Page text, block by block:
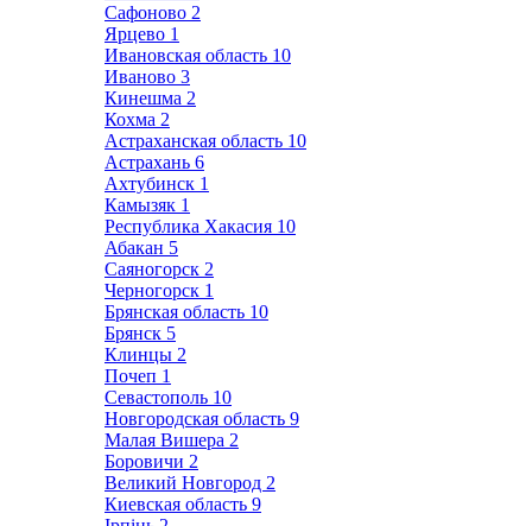
Сафоново 2
Ярцево 1
Ивановская область 10
Иваново 3
Кинешма 2
Кохма 2
Астраханская область 10
Астрахань 6
Ахтубинск 1
Камызяк 1
Республика Хакасия 10
Абакан 5
Саяногорск 2
Черногорск 1
Брянская область 10
Брянск 5
Клинцы 2
Почеп 1
Севастополь 10
Новгородская область 9
Малая Вишера 2
Боровичи 2
Великий Новгород 2
Киевская область 9